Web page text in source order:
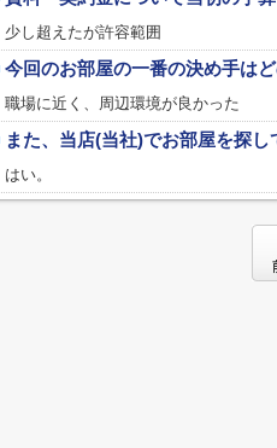
少し超えたが許容範囲
今回のお部屋の一番の決め手は
職場に近く、周辺環境が良かった
また、当店(当社)でお部屋を探
はい。